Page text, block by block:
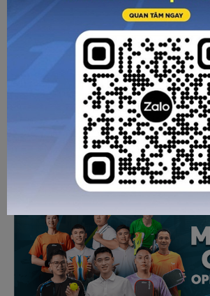
dụng song song cả giày mới và cũ trong
Trên đây là một số chia sẻ vềLưu ý khi
sân cỏ nhân tạotừ Zocker. Nếu các
thắc mắc nào khác liên quan đến giày
với chúng tôi để được tư vấn cụ thể!
Về trang trước
Gửi email In
CÁC BÀI VIẾT KHÁC